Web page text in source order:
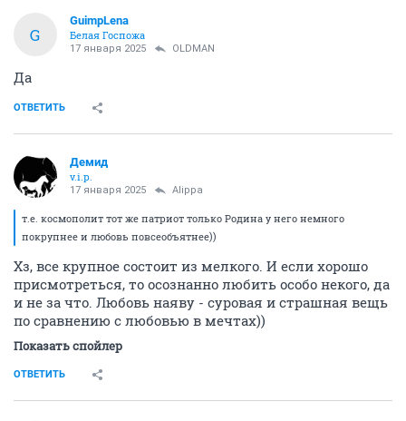
G
GuimpLena
Белая Госпожа
17 января 2025 OLDMAN
Да
ОТВЕТИТЬ
Демид
v.i.p.
17 января 2025 Alippa
т.е. космополит тот же патриот только Родина у него немного
покрупнее и любовь повсеобъятнее))
Хз, все крупное состоит из мелкого. И если хорошо
присмотреться, то осознанно любить особо некого, да
и не за что. Любовь наяву - суровая и страшная вещь
по сравнению с любовью в мечтах))
Показать спойлер
ОТВЕТИТЬ